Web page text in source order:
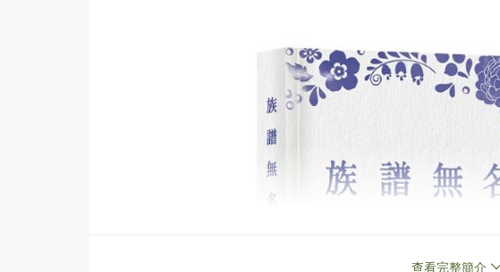
查看完整簡介